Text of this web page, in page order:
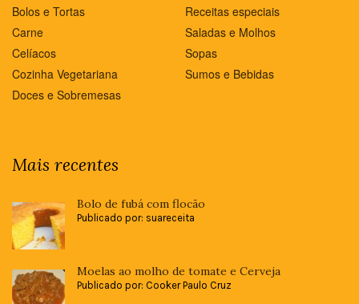
Bolos e Tortas
Carne
Celíacos
Cozinha Vegetariana
Doces e Sobremesas
Receitas especiais
Saladas e Molhos
Sopas
Sumos e Bebidas
Mais recentes
Bolo de fubá com flocão
Publicado por: suareceita
Moelas ao molho de tomate e Cerveja
Publicado por: Cooker Paulo Cruz